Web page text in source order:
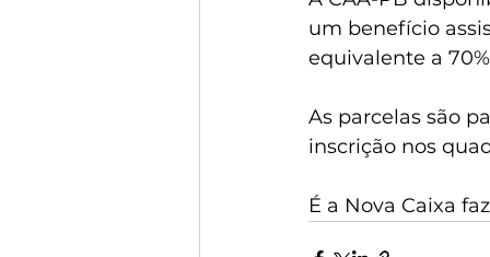
um benefício
equivalente a
As parcelas são
inscrição nos
É a Nova Caixa